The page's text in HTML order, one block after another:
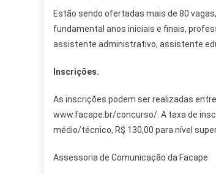
Estão sendo ofertadas mais de 80
fundamental anos iniciais e finais,
assistente administrativo, assistente
Inscrições.
As inscrições podem ser realizadas
www.facape.br/concurso/. A taxa de
médio/técnico, R$ 130,00 para nível
Assessoria de Comunicação da Facape